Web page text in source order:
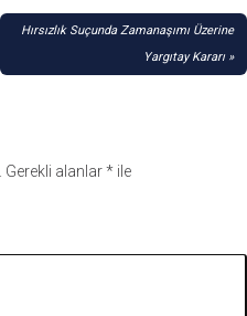
Hırsızlık Suçunda Zamanaşımı Üzerine
Yargıtay Kararı
Gerekli alanlar* ile